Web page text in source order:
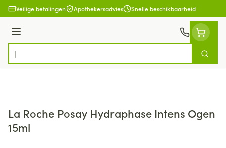
Ga naar de inhoud
Veilige betalingen Apothekersadvies Snelle beschikbaarheid
Menu
Product, merk, categorie...
Zoek
La Roche Posay Hydraphase Intens Ogen
15ml